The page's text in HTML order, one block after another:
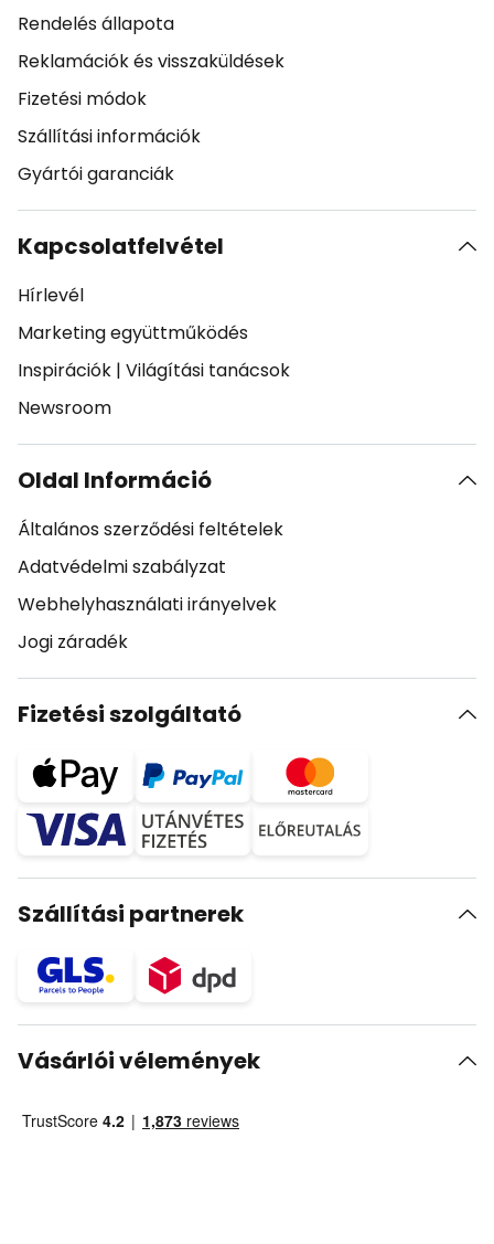
Rendelés állapota
Reklamációk és visszaküldések
Fizetési módok
Szállítási információk
Gyártói garanciák
Kapcsolatfelvétel
Hírlevél
Marketing együttműködés
Inspirációk | Világítási tanácsok
Newsroom
Oldal Információ
Általános szerződési feltételek
Adatvédelmi szabályzat
Webhelyhasználati irányelvek
Jogi záradék
Fizetési szolgáltató
Szállítási partnerek
Vásárlói vélemények